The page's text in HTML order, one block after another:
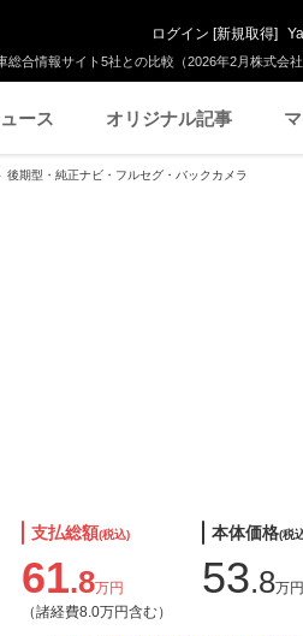
合情報サイト5社との比較（2026年2月株式会社
ログイン [新規取得]
ース オリジナル記事
期型・純正ナビ・フルセグ・バックカメラ
支払総額(税込)
61.8万円
（諸経費8.0万円含む）
本体価格(税
53.8万円